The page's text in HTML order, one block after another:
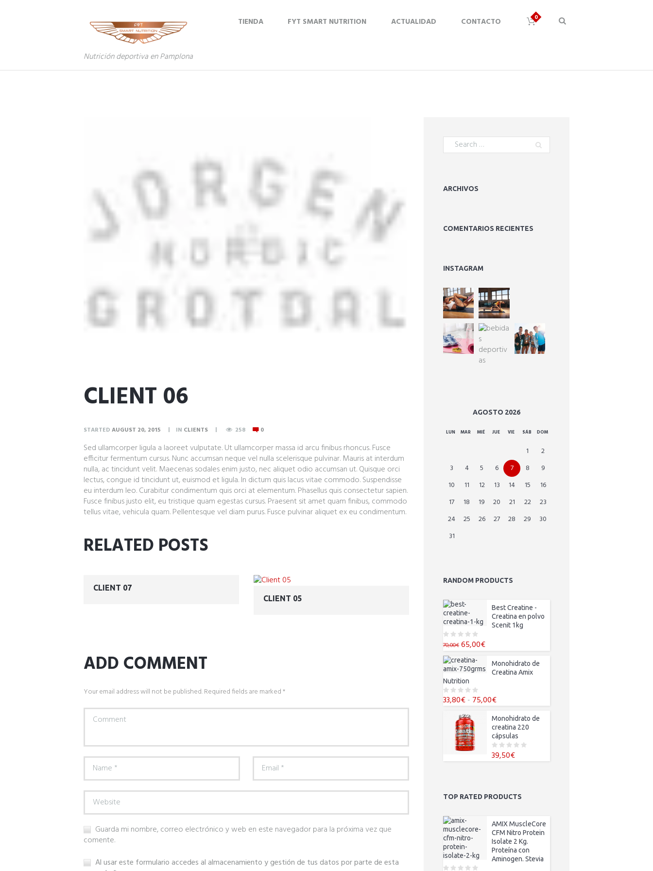
Nutrición deportiva en Pamplona
TIENDA FYT SMART NUTRITION ACTUALIDAD CONTACTO
CLIENT 06
STARTED AUGUST 20, 2015 IN CLIENTS 258 0
Sed ullamcorper ligula a laoreet vulputate. Ut ullamcorper massa id arcu finibus rhoncus. Fusce
efficitur fermentum cursus. Nunc accumsan neque vel nulla scelerisque pulvinar. Mauris at interdum
nulla, ac tincidunt velit. Maecenas sodales enim justo, nec aliquet odio accumsan ut. Quisque orci
lectus, congue id tincidunt ut, euismod et ligula. In dictum quis lacus vitae commodo. Suspendisse
eu interdum leo. Curabitur condimentum quis orci at elementum. Phasellus quis consectetur sapien.
Fusce finibus justo elit, eu tristique quam egestas cursus. Praesent sit amet quam finibus, commodo
tellus vitae, vehicula quam. Pellentesque vel diam purus. Fusce pulvinar aliquet ex eu condimentum.
RELATED POSTS
CLIENT 07
CLIENT 05
ADD COMMENT
Your email address will not be published. Required fields are marked *
Guarda mi nombre, correo electrónico y web en este navegador para la próxima vez que
comente.
Al usar este formulario accedes al almacenamiento y gestión de tus datos por parte de esta
ARCHIVOS
COMENTARIOS RECIENTES
INSTAGRAM
AGOSTO 2026
LUN MAR MIÉ JUE VIE SÁB DOM
1
2
3
4 5 6 7 8
9
10
11 12 13 14 15
16
17
18 19 20 21 22
23
24
25 26 27 28 29
30
31
RANDOM PRODUCTS
Best Creatine -
Creatina en polvo
Scenit 1kg
0
u
t
o
f
5
70,00€ El
precio
original
era:
70,00€.
65,00€El
precio
actual
es:
Monohidrato de
Creatina Amix
Nutrition
0
o
33,80€- 75,00€Rango
precios:
desde
33,80€
hasta
75,00€
Monohidrato de
creatina 220
cápsulas
0
o
39,50€
TOP RATED PRODUCTS
AMIX MuscleCore
CFM Nitro Protein
Isolate 2 Kg.
Proteína con
Aminogen. Stevia